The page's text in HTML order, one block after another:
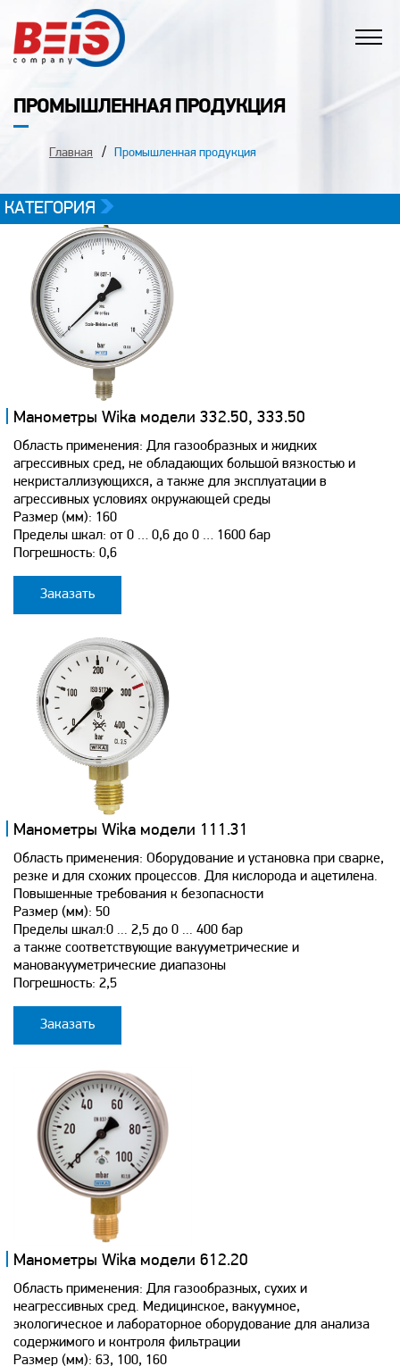
ПРОМЫШЛЕННАЯ ПРОДУКЦИЯ
Главная Промышленная продукция
КАТЕГОРИЯ
Манометры Wika модели 332.50, 333.50
Область применения: Для газообразных и жидких
агрессивных сред, не обладающих большой вязкостью и
некристаллизующихся, а также для эксплуатации в
агрессивных условиях окружающей среды
Размер (мм): 160
Пределы шкал: от 0 … 0,6 до 0 … 1600 бар
Погрешность: 0,6
Заказать
Манометры Wika модели 111.31
Область применения: Оборудование и установка при сварке,
резке и для схожих процессов. Для кислорода и ацетилена.
Повышенные требования к безопасности
Размер (мм): 50
Пределы шкал:0 ... 2,5 до 0 ... 400 бар
а также соответствующие вакууметрические и
мановакууметрические диапазоны
Погрешность: 2,5
Заказать
Манометры Wika модели 612.20
Область применения: Для газообразных, сухих и
неагрессивных сред. Медицинское, вакуумное,
экологическое и лабораторное оборудование для анализа
содержимого и контроля фильтрации
Размер (мм): 63, 100, 160